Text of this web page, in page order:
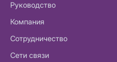
Руководство
Компания
Сотрудничество
Сети связи